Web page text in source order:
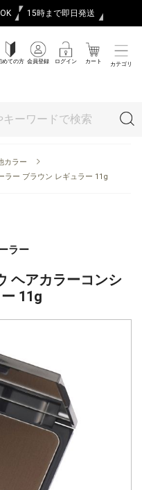
15時まで即日発送
めての方 会員登録 ログイン カート カテゴリ
カラー
ラー ブラウン レギュラー 11g
ラー
ヘアカラーコンシ
11g